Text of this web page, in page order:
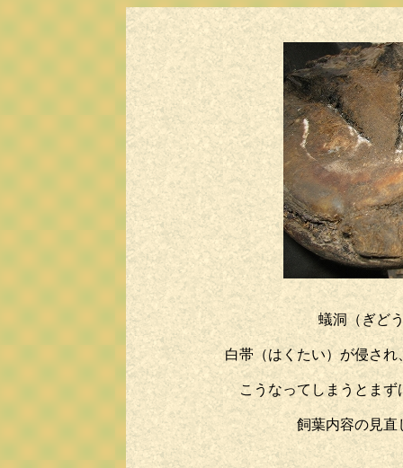
蟻洞（ぎど
白帯（はくたい）が侵さ
こうなってしまうとま
飼葉内容の見直